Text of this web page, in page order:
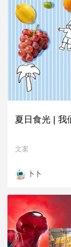
夏日食光 | 我
文案
卜卜